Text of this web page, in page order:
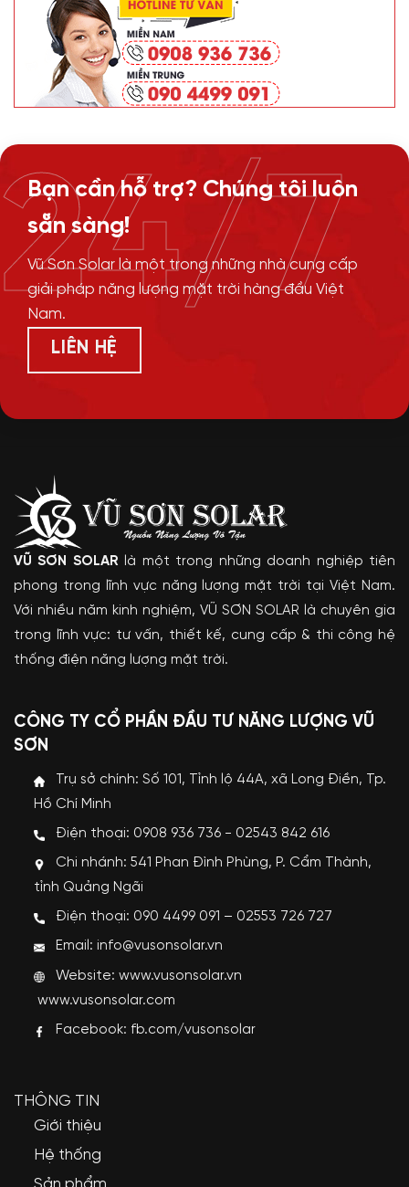
Bạn cần hỗ trợ? Chúng tôi luôn
sẵn sàng!
Vũ Sơn Solar là một trong những nhà cung cấp
giải pháp năng lượng mặt trời hàng đầu Việt
Nam.
LIÊN HỆ
24/7
VŨ SƠN SOLAR là một trong những doanh nghiệp tiên
phong trong lĩnh vực năng lượng mặt trời tại Việt Nam.
Với nhiều năm kinh nghiệm, VŨ SƠN SOLAR là chuyên gia
trong lĩnh vực: tư vấn, thiết kế, cung cấp & thi công hệ
thống điện năng lượng mặt trời.
CÔNG TY CỔ PHẦN ĐẦU TƯ NĂNG LƯỢNG VŨ
SƠN
Trụ sở chính: Số 101, Tỉnh lộ 44A, xã Long Điền, Tp.
Hồ Chí Minh
Điện thoại: 0908 936 736 - 02543 842 616
Chi nhánh: 541 Phan Đình Phùng, P. Cẩm Thành,
tỉnh Quảng Ngãi
Điện thoại: 090 4499 091 – 02553 726 727
Email: info@vusonsolar.vn
Website:www.vusonsolar.vn
www.vusonsolar.com
Facebook: fb.com/vusonsolar
THÔNG TIN
Giới thiệu
Hệ thống